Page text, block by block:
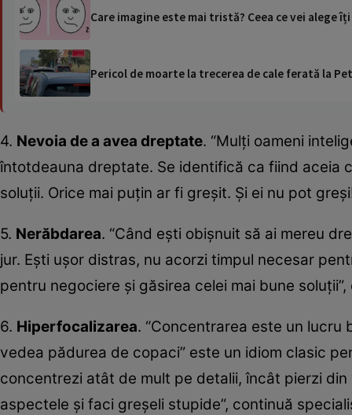
Care imagine este mai tristă? Ceea ce vei alege
Pericol de moarte la trecerea de cale ferată la
4. Nevoia de a avea dreptate. “Mulți oameni
întotdeauna dreptate. Se identifică ca fiind aceia
soluții. Orice mai puțin ar fi greșit. Și ei nu pot
5. Nerăbdarea. “Când ești obișnuit să ai mereu
jur. Ești ușor distras, nu acorzi timpul necesar
pentru negociere și găsirea celei mai bune
6. Hiperfocalizarea. “Concentrarea este un lucru
vedea pădurea de copaci” este un idiom clasic
concentrezi atât de mult pe detalii, încât pierzi
aspectele și faci greșeli stupide”, continuă